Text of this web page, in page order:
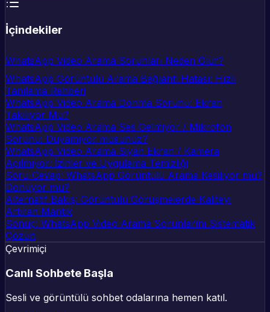
İçindekiler
WhatsApp Video Arama Sorunları Neden Olur?
WhatsApp Görüntülü Arama Bağlantı Hatası: Hızlı
Tanılama Rehberi
WhatsApp Video Arama Donma Sorunu: Ekran
Takılıyor Mu?
WhatsApp Video Arama Ses Gelmiyor / Mikrofon
Sorunu: Duyamıyor musunuz?
WhatsApp Video Arama Siyah Ekran / Kamera
Açılmıyor: İzinler ve Uygulama Temizliği
Soru-Cevap: WhatsApp Görüntülü Arama Kesiliyor mu?
Donuyor mu?
Alternatif Bakış: Görüntülü Görüşmelerde Kaliteyi
Artıran Mantık
Sonuç: WhatsApp Video Arama Sorunlarını Sistematik
Çözün
Çevrimiçi
Canlı Sohbete Başla
Sesli ve görüntülü sohbet odalarına hemen katıl.